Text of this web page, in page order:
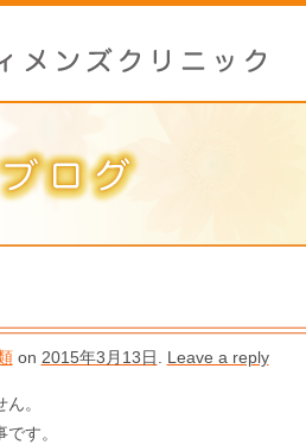
on 2015年3月13日 Leave a reply
。
す。